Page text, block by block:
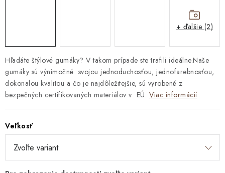
Hľadáte štýlové gumáky? V takom prípade ste trafili ideálne.Naše
gumáky sú výnimočné svojou jednoduchosťou, jednofarebnosťou,
dokonalou kvalitou a čo je najdôležitejšie, sú vyrobené z
bezpečných certifikovaných materiálov v EÚ. Viac informácií
Veľkosť
+ ďalšie (2)